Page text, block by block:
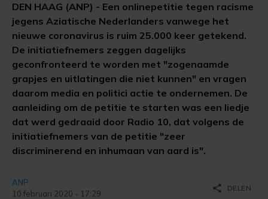
DEN HAAG (ANP) - Een onlinepetitie tegen racisme
jegens Aziatische Nederlanders vanwege het
nieuwe coronavirus is ruim 25.000 keer getekend.
De initiatiefnemers zeggen dagelijks
geconfronteerd te worden met "zogenaamde
grapjes en uitlatingen die niet kunnen" en vragen
daarom media en politici actie te ondernemen. De
aanleiding om de petitie te starten was een liedje
dat werd gedraaid door Radio 10, dat volgens de
initiatiefnemers van de petitie "zeer
discriminerend en inhumaan van aard is".
ANP
10 februari 2020 - 17:29
share DELEN